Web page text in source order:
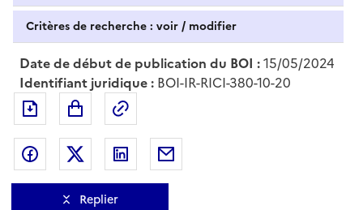
Critères de recherche : voir / modifier
Date de début de publication du BOI :15/05/2024
Identifiant juridique : BOI-IR-RICI-380-10-20
Exporter le document au format pdf
Partager sur Facebook
Partager sur Twitter
Partager sur LinkedIn
Replier